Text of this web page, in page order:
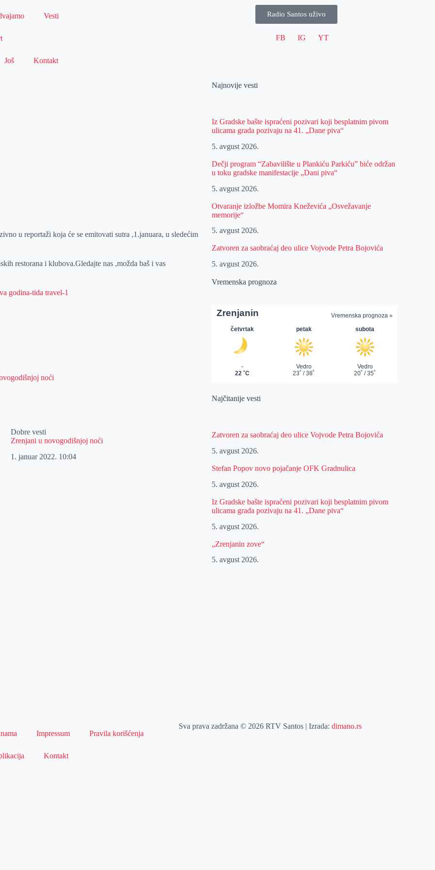
Vesti
Još Kontakt
Radio Santos uživo
FB IG YT
u reportaži koja će se emitovati sutra ,1.januara, u sledećim
restorana i klubova.Gledajte nas ,možda baš i vas
noći
Dobre vesti
Zrenjani u novogodišnjoj noći
1. januar 2022. 10:04
Najnovije vesti
Iz Gradske bašte ispraćeni pozivari koji besplatnim pivom
ulicama grada pozivaju na 41. „Dane piva“
5. avgust 2026.
Dečji program “Zabavilište u Plankiću Parkiću” biće održan
u toku gradske manifestacije „Dani piva“
5. avgust 2026.
Otvaranje izložbe Momira Kneževića „Osvežavanje
memorije“
5. avgust 2026.
Zatvoren za saobraćaj deo ulice Vojvode Petra Bojovića
5. avgust 2026.
Vremenska prognoza
Najčitanije vesti
Zatvoren za saobraćaj deo ulice Vojvode Petra Bojovića
5. avgust 2026.
Stefan Popov novo pojačanje OFK Gradnulica
5. avgust 2026.
Iz Gradske bašte ispraćeni pozivari koji besplatnim pivom
ulicama grada pozivaju na 41. „Dane piva“
5. avgust 2026.
„Zrenjanin zove“
5. avgust 2026.
Impressum Pravila korišćenja
Kontakt
Sva prava zadržana © 2026 RTV Santos | Izrada:dimano.rs